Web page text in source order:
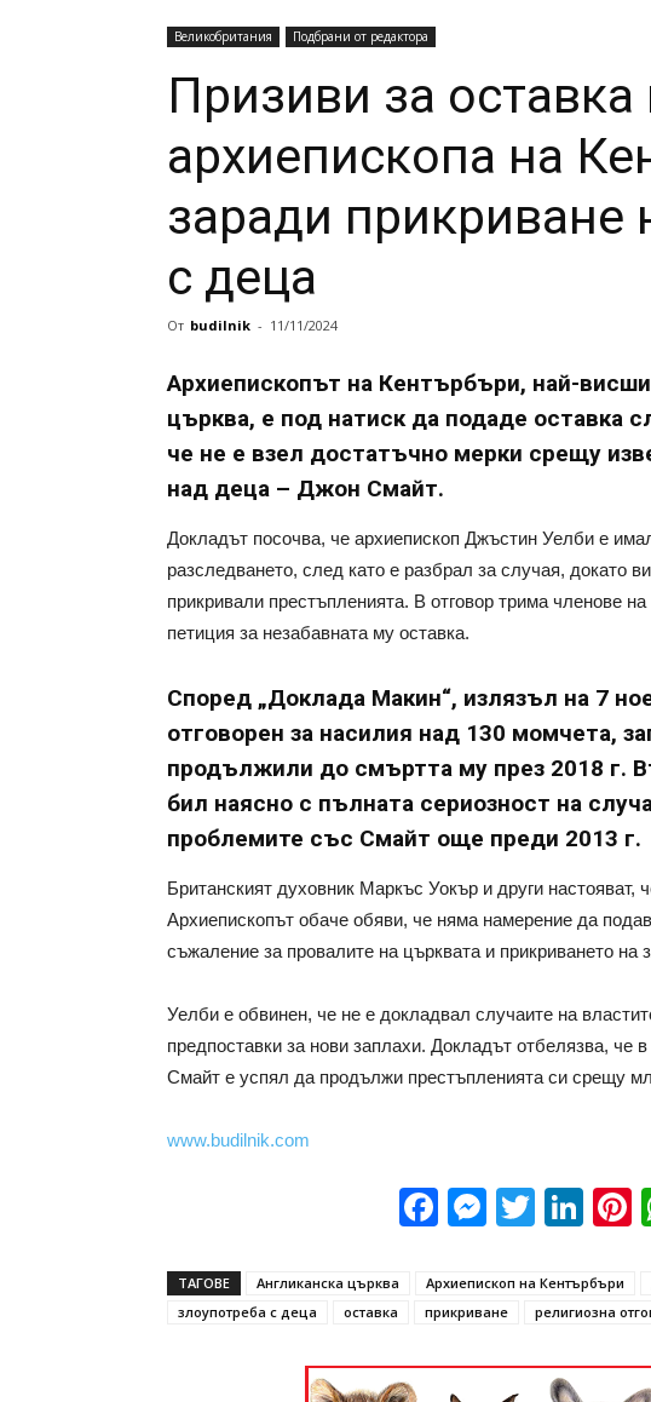
Великобритания Подбрани от редактора
Призиви за оставка
архиепископа на
заради прикриване
с деца
От budilnik - 11/11/2024
Архиепископът на Кентърбъри, най-
църква, е под натиск да подаде оставка
че не е взел достатъчно мерки срещу
над деца – Джон Смайт.
Докладът посочва, че архиепископ Джъстин Уелби е
разследването, след като е разбрал за случая, докато
прикривали престъпленията. В отговор трима членове
петиция за незабавната му оставка.
Според „Доклада Макин“, излязъл на 7
отговорен за насилия над 130 момчета,
продължили до смъртта му през 2018 г.
бил наясно с пълната сериозност на
проблемите със Смайт още преди 2013 г.
Британският духовник Маркъс Уокър и други настояват,
Архиепископът обаче обяви, че няма намерение да
съжаление за провалите на църквата и прикриването на
Уелби е обвинен, че не е докладвал случаите на
предпоставки за нови заплахи. Докладът отбелязва, че
Смайт е успял да продължи престъпленията си срещу
www.budilnik.com
Facebook
Twitter
ТАГОВЕ Англиканска църква Архиепископ на Кентърбъри
злоупотреба с деца
оставка прикриване религиозна